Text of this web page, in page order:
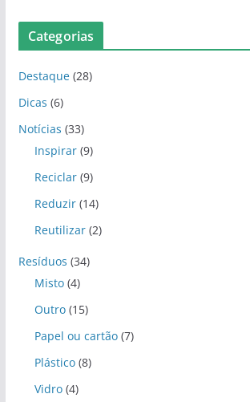
Categorias
Destaque(28)
Dicas (6)
Notícias (33)
Inspirar(9)
Reciclar(9)
Reduzir(14)
Reutilizar(2)
Resíduos (34)
Misto(4)
Outro(15)
Papel ou cartão(7)
Plástico(8)
Vidro(4)